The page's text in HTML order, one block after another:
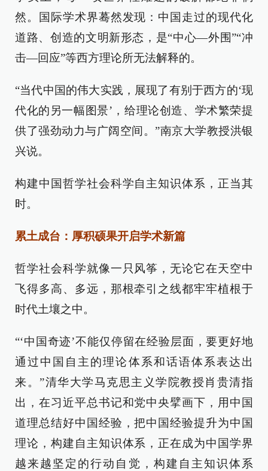
然。国际学术界蓦然发现：中国走过的现代化
道路、创造的文明新形态，是“中心—外围”“冲
击—回应”等西方理论所无法解释的。
“当代中国的伟大实践，展现了有别于西方的‘现
代化的另一幅图景’，给理论创造、学术繁荣提
供了强劲动力与广阔空间。”南京大学教授洪银
兴说。
构建中国哲学社会科学自主知识体系，正当其
时。
累土成台：厚积硕果开启学术新篇
哲学社会科学就像一只风筝，无论它在天空中
飞得多高、多远，那根牵引之线都牢牢植根于
时代土壤之中。
“‘中国奇迹’不能仅停留在经验层面，要更好地
通过中国自主的理论体系和话语体系表达出
来。”清华大学马克思主义学院教授肖贵清指
出，在习近平总书记和党中央擘画下，用中国
道理总结好中国经验，把中国经验提升为中国
理论，构建自主知识体系，正在成为中国学界
越来越坚定的行动自觉，构建自主知识体系